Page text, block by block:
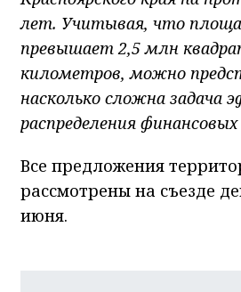
лет. Учитывая, что
превышает 2,5 млн
километров, можно
насколько сложна задача
распределения финансовых
Все предложения
рассмотрены на съезде
июня.